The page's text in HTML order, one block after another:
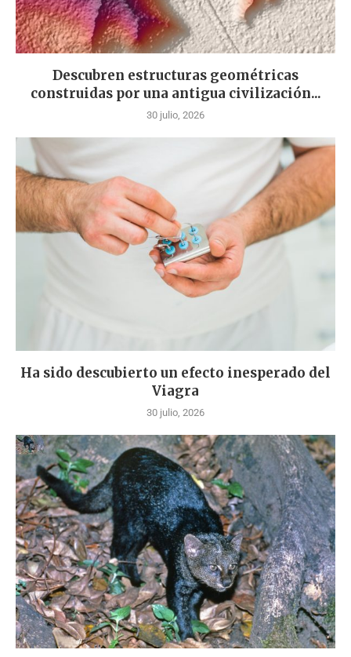
Descubren estructuras geométricas
construidas por una antigua civilización...
30 julio, 2026
Ha sido descubierto un efecto inesperado del
Viagra
30 julio, 2026